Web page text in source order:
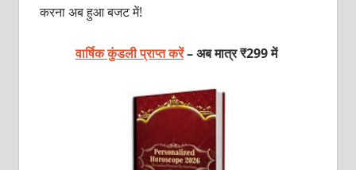
करना अब हुआ बजट में!
वार्षिक कुंडली प्राप्त करें– अब मात्र ₹299 में